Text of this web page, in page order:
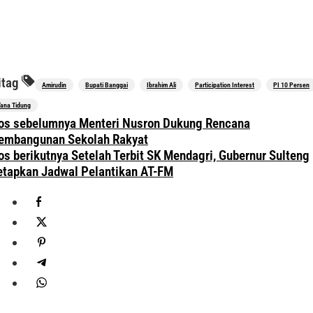
Amirudin Bupati Banggai Ibrahim Ali Participation Interest PI 10 Persen
Tidung
sebelumnya Menteri Nusron Dukung Rencana
Sekolah Rakyat
berikutnyaSetelah Terbit SK Mendagri, Gubernur Sulteng
Jadwal Pelantikan AT-FM